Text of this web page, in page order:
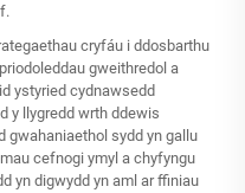
cryfáu i ddosbarthu
gweithredol a
ystyried cydnawsedd
y llygredd wrth ddewis
gwahaniaethol sydd yn gallu
cefnogi ymyl a chyfyngu
yn digwydd yn aml ar ffiniau